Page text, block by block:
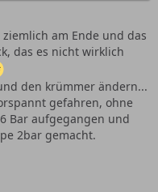
am Ende und das
das es nicht wirklich
den krümmer ändern...
gefahren, ohne
Bar aufgegangen und
2bar gemacht.